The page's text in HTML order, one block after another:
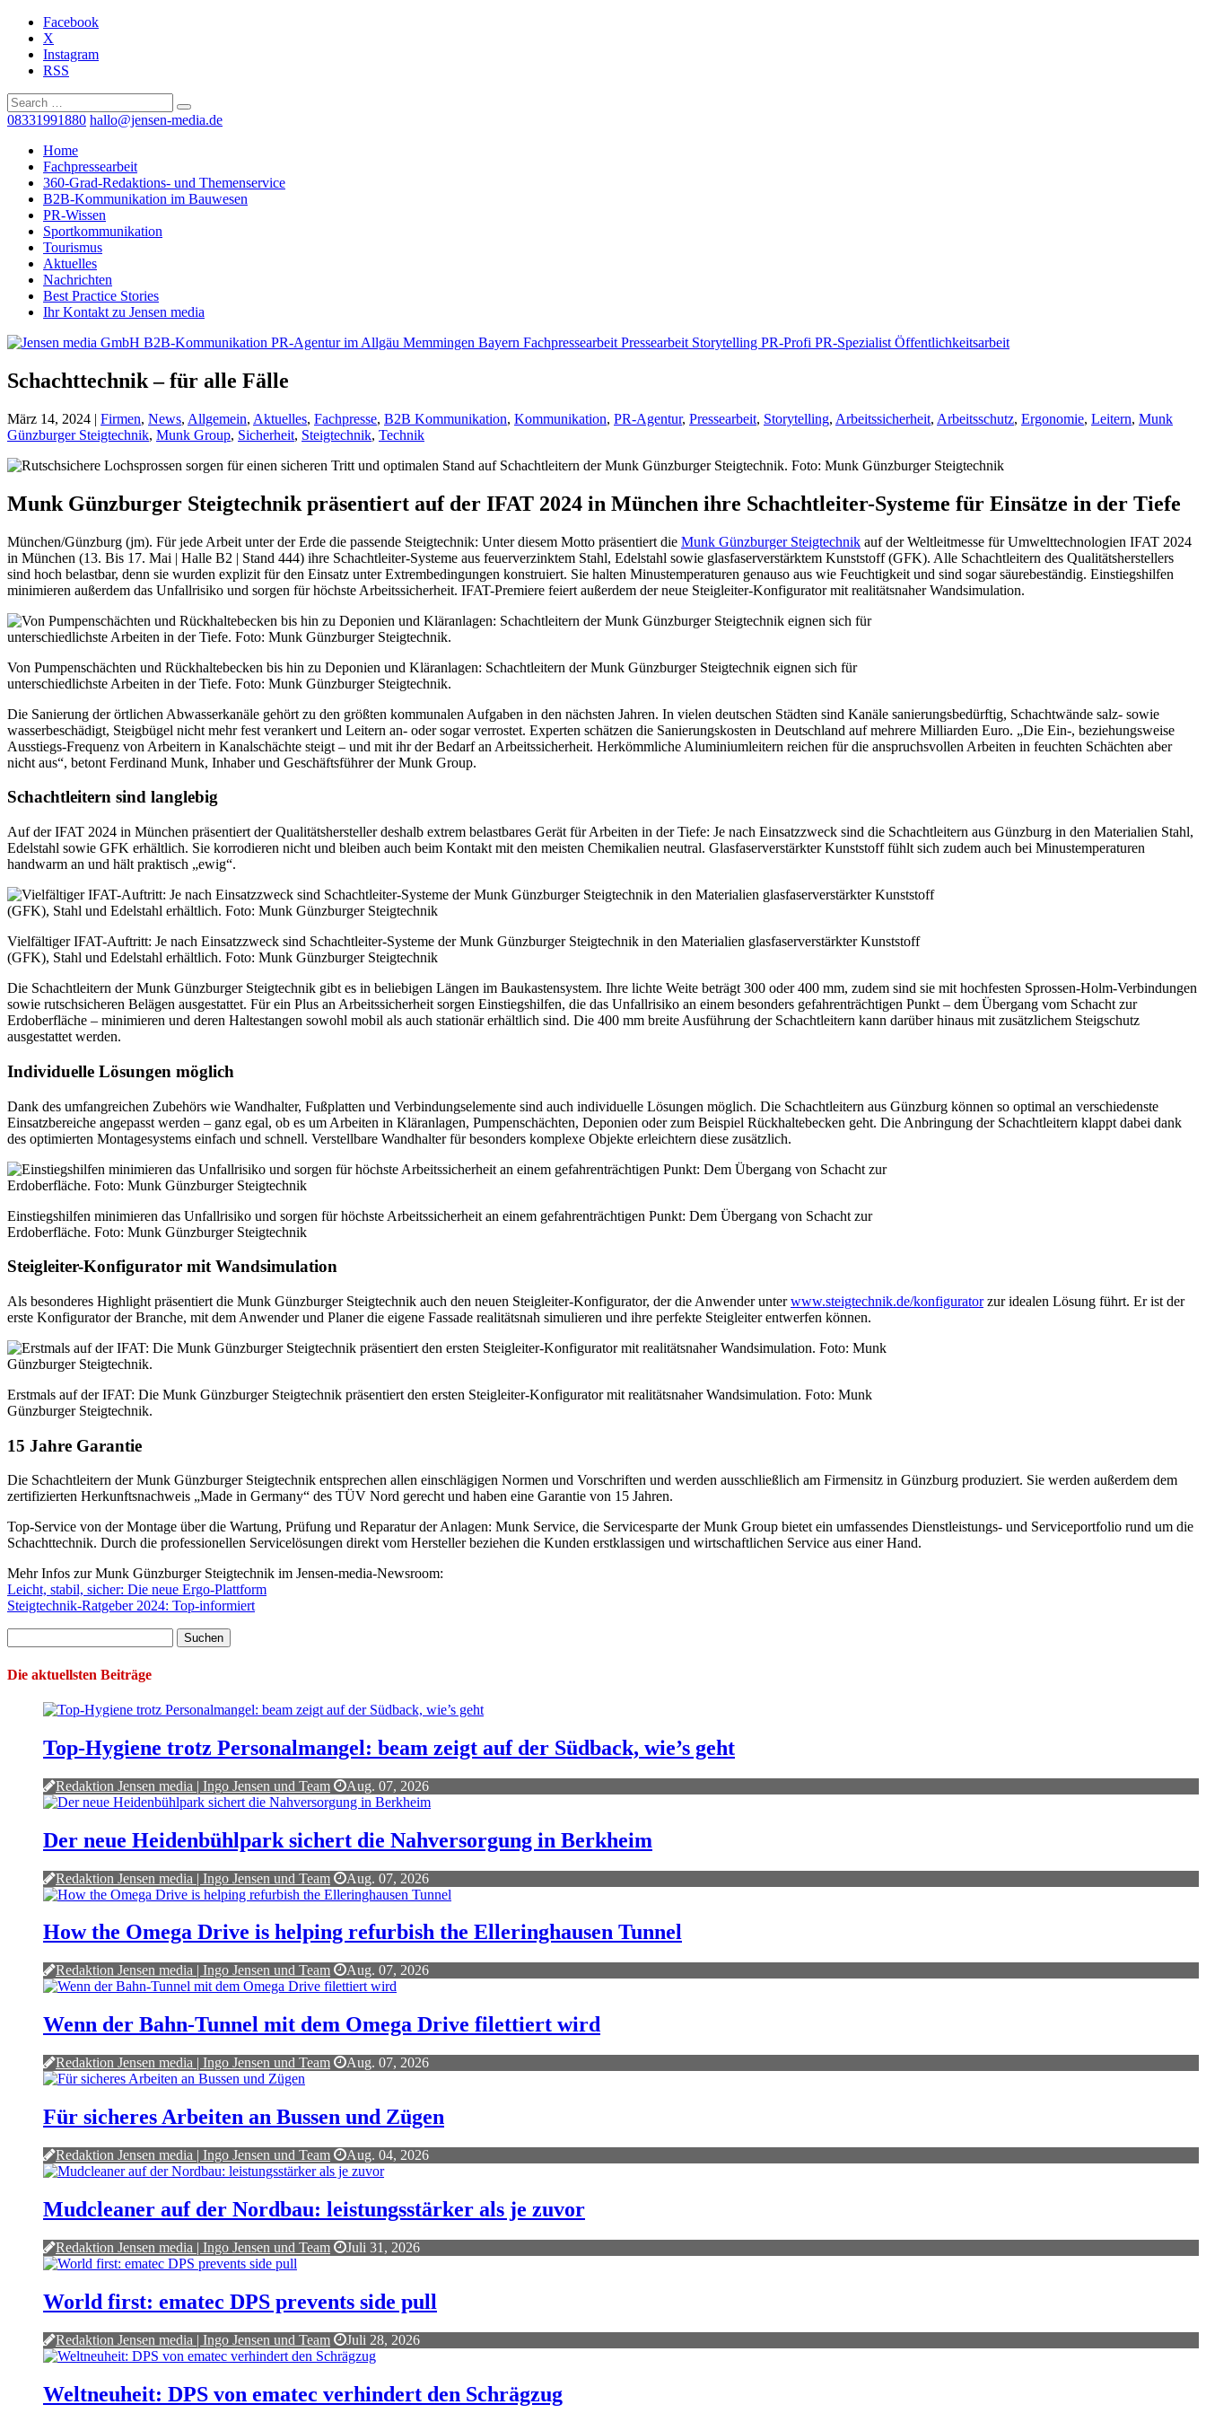
Facebook
X
Instagram
RSS
08331991880 hallo@jensen-media.de
Home
Fachpressearbeit
360-Grad-Redaktions- und Themenservice
B2B-Kommunikation im Bauwesen
PR-Wissen
Sportkommunikation
Tourismus
Aktuelles
Nachrichten
Best Practice Stories
Ihr Kontakt zu Jensen media
Schachttechnik – für alle Fälle
März 14, 2024 | Firmen, News, Allgemein, Aktuelles, Fachpresse, B2B Kommunikation, Kommunikation, PR-Agentur, Pressearbeit, Storytelling, Arbeitssicherheit, Arbeitsschutz, Ergonomie, Leitern, Munk
Günzburger Steigtechnik, Munk Group, Sicherheit, Steigtechnik, Technik
Munk Günzburger Steigtechnik präsentiert auf der IFAT 2024 in München ihre Schachtleiter-Systeme für Einsätze in der Tiefe
München/Günzburg (jm). Für jede Arbeit unter der Erde die passende Steigtechnik: Unter diesem Motto präsentiert die Munk Günzburger Steigtechnik auf der Weltleitmesse für Umwelttechnologien IFAT 2024
in München (13. Bis 17. Mai | Halle B2 | Stand 444) ihre Schachtleiter-Systeme aus feuerverzinktem Stahl, Edelstahl sowie glasfaserverstärktem Kunststoff (GFK). Alle Schachtleitern des Qualitätsherstellers
sind hoch belastbar, denn sie wurden explizit für den Einsatz unter Extrembedingungen konstruiert. Sie halten Minustemperaturen genauso aus wie Feuchtigkeit und sind sogar säurebeständig. Einstiegshilfen
minimieren außerdem das Unfallrisiko und sorgen für höchste Arbeitssicherheit. IFAT-Premiere feiert außerdem der neue Steigleiter-Konfigurator mit realitätsnaher Wandsimulation.
Von Pumpenschächten und Rückhaltebecken bis hin zu Deponien und Kläranlagen: Schachtleitern der Munk Günzburger Steigtechnik eignen sich für
unterschiedlichste Arbeiten in der Tiefe. Foto: Munk Günzburger Steigtechnik.
Die Sanierung der örtlichen Abwasserkanäle gehört zu den größten kommunalen Aufgaben in den nächsten Jahren. In vielen deutschen Städten sind Kanäle sanierungsbedürftig, Schachtwände salz- sowie
wasserbeschädigt, Steigbügel nicht mehr fest verankert und Leitern an- oder sogar verrostet. Experten schätzen die Sanierungskosten in Deutschland auf mehrere Milliarden Euro. „Die Ein-, beziehungsweise
Ausstiegs-Frequenz von Arbeitern in Kanalschächte steigt – und mit ihr der Bedarf an Arbeitssicherheit. Herkömmliche Aluminiumleitern reichen für die anspruchsvollen Arbeiten in feuchten Schächten aber
nicht aus“, betont Ferdinand Munk, Inhaber und Geschäftsführer der Munk Group.
Schachtleitern sind langlebig
Auf der IFAT 2024 in München präsentiert der Qualitätshersteller deshalb extrem belastbares Gerät für Arbeiten in der Tiefe: Je nach Einsatzzweck sind die Schachtleitern aus Günzburg in den Materialien Stahl,
Edelstahl sowie GFK erhältlich. Sie korrodieren nicht und bleiben auch beim Kontakt mit den meisten Chemikalien neutral. Glasfaserverstärkter Kunststoff fühlt sich zudem auch bei Minustemperaturen
handwarm an und hält praktisch „ewig“.
Vielfältiger IFAT-Auftritt: Je nach Einsatzzweck sind Schachtleiter-Systeme der Munk Günzburger Steigtechnik in den Materialien glasfaserverstärkter Kunststoff
(GFK), Stahl und Edelstahl erhältlich. Foto: Munk Günzburger Steigtechnik
Die Schachtleitern der Munk Günzburger Steigtechnik gibt es in beliebigen Längen im Baukastensystem. Ihre lichte Weite beträgt 300 oder 400 mm, zudem sind sie mit hochfesten Sprossen-Holm-Verbindungen
sowie rutschsicheren Belägen ausgestattet. Für ein Plus an Arbeitssicherheit sorgen Einstiegshilfen, die das Unfallrisiko an einem besonders gefahrenträchtigen Punkt – dem Übergang vom Schacht zur
Erdoberfläche – minimieren und deren Haltestangen sowohl mobil als auch stationär erhältlich sind. Die 400 mm breite Ausführung der Schachtleitern kann darüber hinaus mit zusätzlichem Steigschutz
ausgestattet werden.
Individuelle Lösungen möglich
Dank des umfangreichen Zubehörs wie Wandhalter, Fußplatten und Verbindungselemente sind auch individuelle Lösungen möglich. Die Schachtleitern aus Günzburg können so optimal an verschiedenste
Einsatzbereiche angepasst werden – ganz egal, ob es um Arbeiten in Kläranlagen, Pumpenschächten, Deponien oder zum Beispiel Rückhaltebecken geht. Die Anbringung der Schachtleitern klappt dabei dank
des optimierten Montagesystems einfach und schnell. Verstellbare Wandhalter für besonders komplexe Objekte erleichtern diese zusätzlich.
Einstiegshilfen minimieren das Unfallrisiko und sorgen für höchste Arbeitssicherheit an einem gefahrenträchtigen Punkt: Dem Übergang von Schacht zur
Erdoberfläche. Foto: Munk Günzburger Steigtechnik
Steigleiter-Konfigurator mit Wandsimulation
Als besonderes Highlight präsentiert die Munk Günzburger Steigtechnik auch den neuen Steigleiter-Konfigurator, der die Anwender unterwww.steigtechnik.de/konfiguratorzur idealen Lösung führt. Er ist der
erste Konfigurator der Branche, mit dem Anwender und Planer die eigene Fassade realitätsnah simulieren und ihre perfekte Steigleiter entwerfen können.
Erstmals auf der IFAT: Die Munk Günzburger Steigtechnik präsentiert den ersten Steigleiter-Konfigurator mit realitätsnaher Wandsimulation. Foto: Munk
Günzburger Steigtechnik.
15 Jahre Garantie
Die Schachtleitern der Munk Günzburger Steigtechnik entsprechen allen einschlägigen Normen und Vorschriften und werden ausschließlich am Firmensitz in Günzburg produziert. Sie werden außerdem dem
zertifizierten Herkunftsnachweis „Made in Germany“ des TÜV Nord gerecht und haben eine Garantie von 15 Jahren.
Top-Service von der Montage über die Wartung, Prüfung und Reparatur der Anlagen: Munk Service, die Servicesparte der Munk Group bietet ein umfassendes Dienstleistungs- und Serviceportfolio rund um die
Schachttechnik. Durch die professionellen Servicelösungen direkt vom Hersteller beziehen die Kunden erstklassigen und wirtschaftlichen Service aus einer Hand.
Mehr Infos zur Munk Günzburger Steigtechnik im Jensen-media-Newsroom:
Leicht, stabil, sicher: Die neue Ergo-Plattform
Steigtechnik-Ratgeber 2024: Top-informiert
nach:
Die aktuellsten Beiträge
Top-Hygiene trotz Personalmangel: beam zeigt auf der Südback, wie’s geht
Redaktion Jensen media | Ingo Jensen und Team Aug. 07, 2026
Der neue Heidenbühlpark sichert die Nahversorgung in Berkheim
Redaktion Jensen media | Ingo Jensen und Team Aug. 07, 2026
How the Omega Drive is helping refurbish the Elleringhausen Tunnel
Redaktion Jensen media | Ingo Jensen und Team Aug. 07, 2026
Wenn der Bahn-Tunnel mit dem Omega Drive filettiert wird
Redaktion Jensen media | Ingo Jensen und Team Aug. 07, 2026
Für sicheres Arbeiten an Bussen und Zügen
Redaktion Jensen media | Ingo Jensen und Team Aug. 04, 2026
Mudcleaner auf der Nordbau: leistungsstärker als je zuvor
Redaktion Jensen media | Ingo Jensen und Team Juli 31, 2026
World first: ematec DPS prevents side pull
Redaktion Jensen media | Ingo Jensen und Team Juli 28, 2026
Weltneuheit: DPS von ematec verhindert den Schrägzug